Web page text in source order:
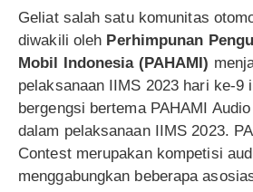
Geliat salah satu komunitas
diwakili oleh Perhimpunan
Mobil Indonesia (PAHAMI)
pelaksanaan IIMS 2023 hari ke-9
bergengsi bertema PAHAMI
dalam pelaksanaan IIMS 2023.
Contest merupakan kompetisi
menggabungkan beberapa